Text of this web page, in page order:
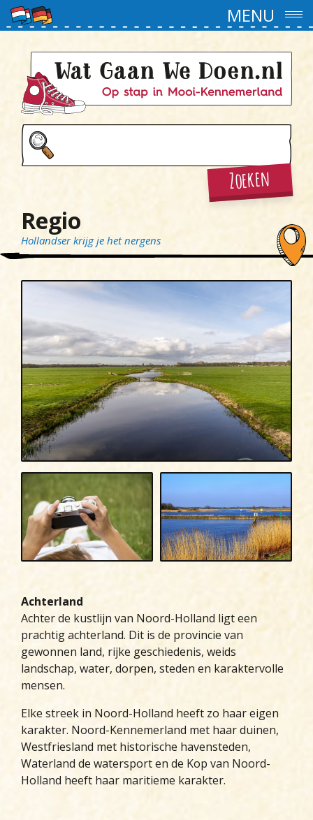
MENU
Zoeken
Regio
Hollandser krijg je het nergens
Achterland
Achter de kustlijn van Noord-Holland ligt een
prachtig achterland. Dit is de provincie van
gewonnen land, rijke geschiedenis, weids
landschap, water, dorpen, steden en karaktervolle
mensen.
Elke streek in Noord-Holland heeft zo haar eigen
karakter. Noord-Kennemerland met haar duinen,
Westfriesland met historische havensteden,
Waterland de watersport en de Kop van Noord-
Holland heeft haar maritieme karakter.